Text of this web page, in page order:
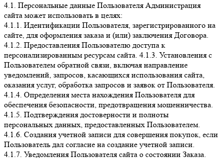
4.1. Персональные данные Пользователя Администрация
сайта может использовать в целях:
4.1.1. Идентификации Пользователя, зарегистрированного на
сайте, для оформления заказа и (или) заключения Договора.
4.1.2. Предоставления Пользователю доступа к
персонализированным ресурсам сайта. 4.1.3. Установления с
Пользователем обратной связи, включая направление
уведомлений, запросов, касающихся использования сайта,
оказания услуг, обработка запросов и заявок от Пользователя.
4.1.4. Определения места нахождения Пользователя для
обеспечения безопасности, предотвращения мошенничества.
4.1.5. Подтверждения достоверности и полноты
персональных данных, предоставленных Пользователем.
4.1.6. Создания учетной записи для совершения покупок, если
Пользователь дал согласие на создание учетной записи.
4.1.7. Уведомления Пользователя сайта о состоянии Заказа.